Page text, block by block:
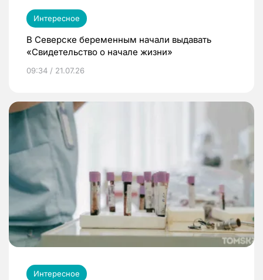
Интересное
В Северске беременным начали выдавать
«Свидетельство о начале жизни»
09:34 / 21.07.26
Интересное